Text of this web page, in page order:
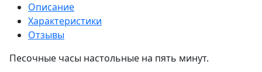
Описание
Характеристики
Отзывы
Песочные часы настольные на пять минут.